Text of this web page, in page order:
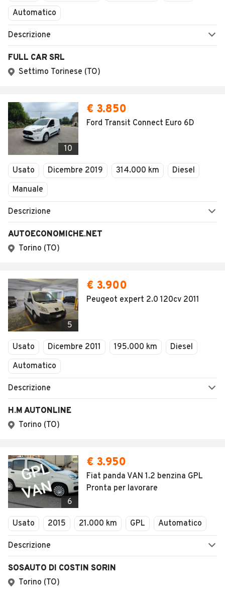
Automatico
Descrizione
FULL CAR SRL
Settimo Torinese (TO)
10
€ 3.850
Ford Transit Connect Euro 6D
Usato Dicembre 2019 314.000 km
Diesel
Manuale
Descrizione
AUTOECONOMICHE.NET
Torino (TO)
5
€ 3.900
Peugeot expert 2.0 120cv 2011
Usato Dicembre 2011 195.000 km
Diesel
Automatico
Descrizione
H.M AUTONLINE
Torino (TO)
6
€ 3.950
Fiat panda VAN 1.2 benzina GPL
Pronta per lavorare
Usato 2015 21.000 km GPL Automatico
Descrizione
SOSAUTO DI COSTIN SORIN
Torino (TO)